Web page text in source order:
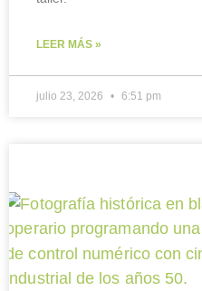
LEER MÁS »
julio 23, 2026 6:51 pm